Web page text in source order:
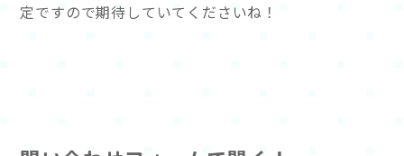
定ですので期待していてくださいね！